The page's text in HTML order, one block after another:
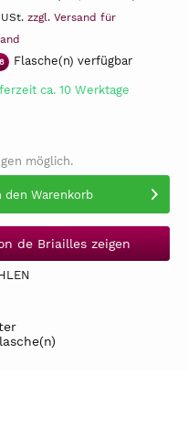
zzgl. Versand für
Flasche(n) verfügbar
ca. 10 Werktage
möglich.
den Warenkorb
de Briailles zeigen